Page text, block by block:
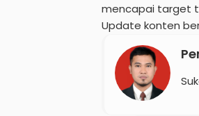
mencapai target
Update konten